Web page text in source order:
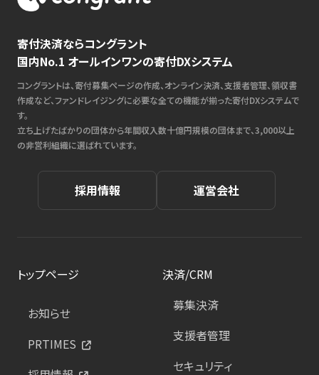
寄付決済ならコングラント
国内No.1 オールインワンの寄付DXシステム
コングラントは、寄付募集ページの作成、オンライン決済、支援者管理、領収書
作成など、ファンドレイジングに必要な全ての機能が揃った寄付DXシステムで
す。
立ち上げたばかりの団体から年間収入数十億円規模の団体まで、3,000以上
の非営利組織に選ばれています。
採用情報 運営会社
トップページ
お知らせ
PRTIMES
決済/CRM
募集決済
支援者管理
セキュリティ